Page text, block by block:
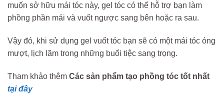
muốn sở hữu mái tóc này, gel tóc có thể hỗ trợ bạn làm
phồng phần mái và vuốt ngược sang bên hoặc ra sau.
Vậy đó, khi sử dụng gel vuốt tóc bạn sẽ có một mái tóc óng
mượt, lịch lãm trong những buổi tiệc sang trọng.
Tham khảo thêm Các sản phẩm tạo phồng tóc tốt nhất
tại đây